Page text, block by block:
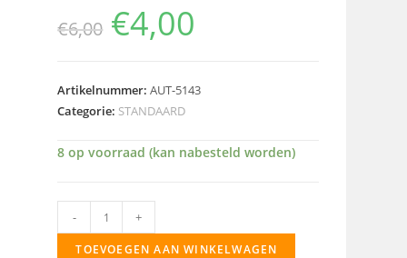
€6,00 €4,00
Artikelnummer:AUT-5143
Categorie: STANDAARD
8 op voorraad (kan nabesteld worden)
-
5143
aantal
+
TOEVOEGEN AAN WINKELWAGEN